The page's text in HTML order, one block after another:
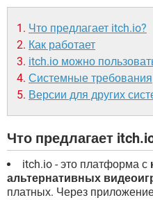
Что предлагает itch.io?
Как работает
itch.io можно
Системные требования
Версии для других
Что предлагает
itch.io - это платформа с
альтернативных
платных. Через